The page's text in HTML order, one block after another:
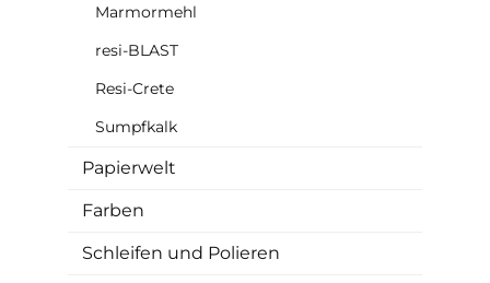
Marmormehl
resi-BLAST
Resi-Crete
Sumpfkalk
Papierwelt
Farben
Schleifen und Polieren